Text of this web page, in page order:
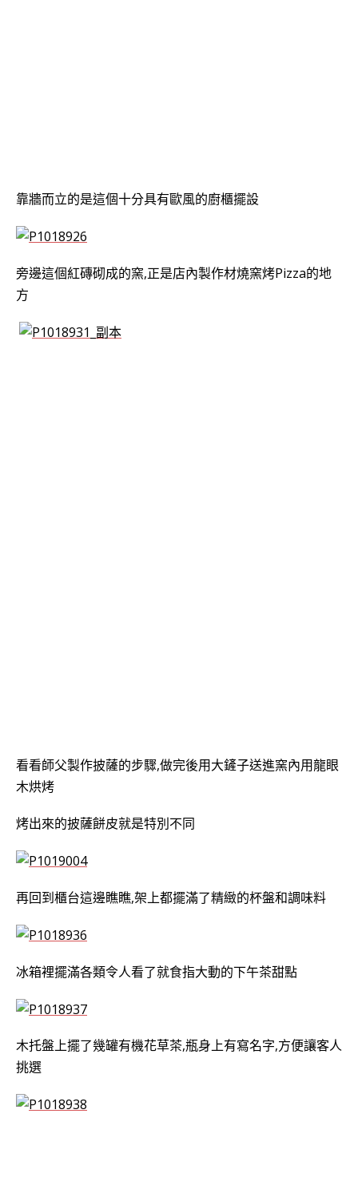
靠牆而立的是這個十分具有歐風的廚櫃擺設
旁邊這個紅磚砌成的窯,正是店內製作材燒窯烤Pizza的地
方
看看師父製作披薩的步驟,做完後用大鏟子送進窯內用龍眼
木烘烤
烤出來的披薩餅皮就是特別不同
再回到櫃台這邊瞧瞧,架上都擺滿了精緻的杯盤和調味料
冰箱裡擺滿各類令人看了就食指大動的下午茶甜點
木托盤上擺了幾罐有機花草茶,瓶身上有寫名字,方便讓客人
挑選